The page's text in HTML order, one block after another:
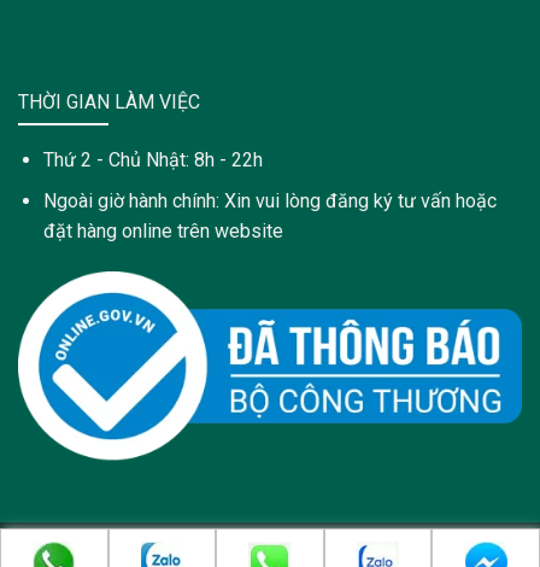
THỜI GIAN LÀM VIỆC
Thứ 2 - Chủ Nhật: 8h - 22h
Ngoài giờ hành chính: Xin vui lòng đăng ký tư vấn hoặc
đặt hàng online trên website
Copyright 2021 © Trang web này được sở hữu và quản lý bởi: